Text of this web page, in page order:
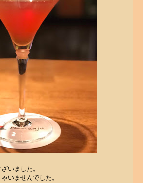
いました。
いませんでした。